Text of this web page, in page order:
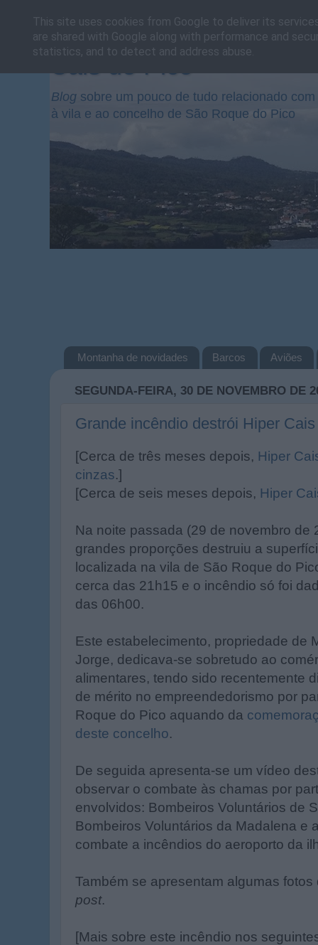
Cais do Pico
Blog sobre um pouco de tudo relacionado
à vila e ao concelho de São Roque do Pico
Montanha de novidades Barcos Aviões
SEGUNDA-FEIRA, 30 DE NOVEMBRO DE
Grande incêndio destrói Hiper Cais
[Cerca de três meses depois, Hiper
cinzas.]
[Cerca de seis meses depois, Hiper
Na noite passada (29 de novembro de
grandes proporções destruiu a
localizada na vila de São Roque do
cerca das 21h15 e o incêndio só foi
das 06h00.
Este estabelecimento, propriedade de
Jorge, dedicava-se sobretudo ao
alimentares, tendo sido recentemente
de mérito no empreendedorismo por
Roque do Pico aquando da
deste concelho.
De seguida apresenta-se um vídeo
observar o combate às chamas por
envolvidos: Bombeiros Voluntários de
Bombeiros Voluntários da Madalena e
combate a incêndios do aeroporto da
Também se apresentam algumas
post.
[Mais sobre este incêndio nos
This site uses cookies from Google to deliver its
are shared with Google along with performance and
statistics, and to detect and address abuse.